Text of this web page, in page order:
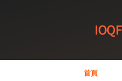
首頁